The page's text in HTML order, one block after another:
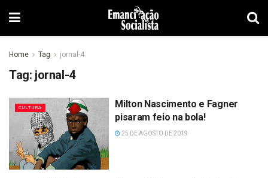
Home Tag jornal-4
Tag: jornal-4
CULTURA
Milton Nascimento e Fagner
pisaram feio na bola!
25 DE AGOSTO DE 2019